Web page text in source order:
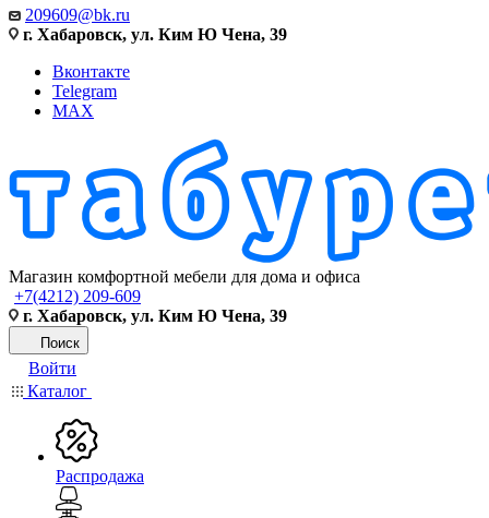
209609@bk.ru
г. Хабаровск, ул. Ким Ю Чена, 39
Вконтакте
Telegram
MAX
Магазин комфортной мебели для дома и офиса
+7(4212) 209-609
г. Хабаровск, ул. Ким Ю Чена, 39
Поиск
Войти
Каталог
Распродажа